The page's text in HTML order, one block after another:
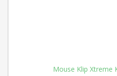
Mouse Klip Xtreme